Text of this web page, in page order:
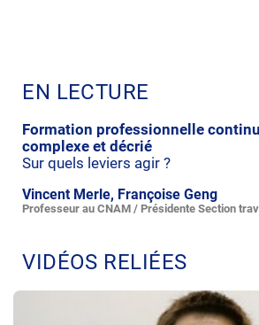
EN LECTURE
Formation professionnelle
complexe et décrié
Sur quels leviers agir ?
Vincent Merle, Françoise Geng
Professeur au CNAM / Présidente Section
VIDÉOS RELIÉES